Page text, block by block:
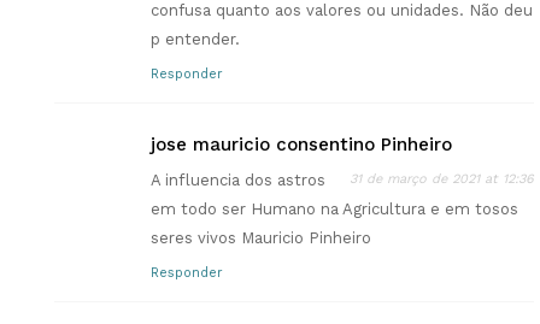
confusa quanto aos valores ou unidades. Não deu
p entender.
Responder
jose mauricio consentino Pinheiro
31 de março de 2021 at 12:36
A influencia dos astros
em todo ser Humano na Agricultura e em tosos
seres vivos Mauricio Pinheiro
Responder